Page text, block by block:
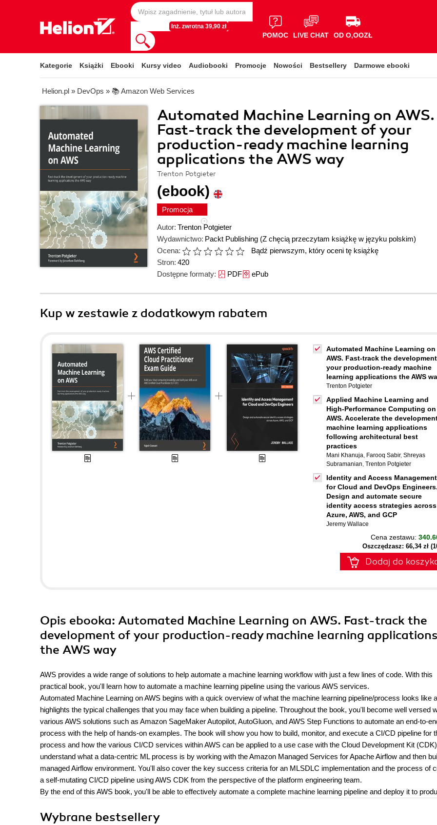
Inż. zwrotna 39,90 zł
POMOC LIVE CHAT OD O,OOZŁ
Kategorie Książki Ebooki Kursy video Audiobooki Promocje Nowości Bestsellery Darmowe ebooki
Helion.pl » DevOps » 📚 Amazon Web Services
Automated Machine Learning on AWS.
Fast-track the development of your
production-ready machine learning
applications the AWS way
Trenton Potgieter
(ebook)
Promocja
Autor: Trenton Potgieter
Wydawnictwo: Packt Publishing (Z chęcią przeczytam książkę w języku polskim)
Ocena:
Bądź pierwszym, który oceni tę książkę
Stron: 420
Dostępne formaty: PDFePub
Kup w zestawie z dodatkowym rabatem
Automated Machine Learning on
AWS. Fast-track the
your production-ready machine
learning applications the AWS
Trenton Potgieter
Applied Machine Learning and
High-Performance Computing on
AWS. Accelerate the
machine learning applications
following architectural best
practices
Mani Khanuja, Farooq Sabir, Shreyas
Subramanian, Trenton Potgieter
Identity and Access Management
for Cloud and DevOps Engineers.
Design and automate secure
identity access strategies across
Azure, AWS, and GCP
Jeremy Wallace
Cena zestawu:
Oszczędzasz: 66,34 zł
Dodaj do
Opis ebooka: Automated Machine Learning on AWS. Fast-track the
development of your production-ready machine learning applications
the AWS way
AWS provides a wide range of solutions to help automate a machine learning workflow with just a few lines of code. With this
practical book, you'll learn how to automate a machine learning pipeline using the various AWS services.
Automated Machine Learning on AWS begins with a quick overview of what the machine learning pipeline/process looks like
highlights the typical challenges that you may face when building a pipeline. Throughout the book, you'll become well versed
various AWS solutions such as Amazon SageMaker Autopilot, AutoGluon, and AWS Step Functions to automate an end-to-
process with the help of hands-on examples. The book will show you how to build, monitor, and execute a CI/CD pipeline for
process and how the various CI/CD services within AWS can be applied to a use case with the Cloud Development Kit
understand what a data-centric ML process is by working with the Amazon Managed Services for Apache Airflow and then
managed Airflow environment. You'll also cover the key success criteria for an MLSDLC implementation and the process of
a self-mutating CI/CD pipeline using AWS CDK from the perspective of the platform engineering team.
By the end of this AWS book, you'll be able to effectively automate a complete machine learning pipeline and deploy it to
Wybrane bestsellery